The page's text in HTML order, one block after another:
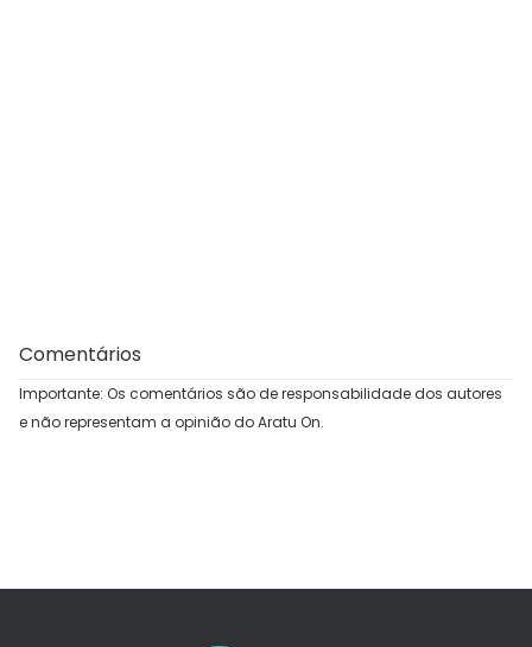
Comentários
Importante: Os comentários são de responsabilidade dos autores
e não representam a opinião do Aratu On.